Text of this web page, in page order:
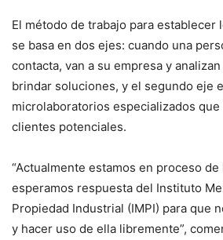
El método de trabajo para establecer
se basa en dos ejes: cuando una
contacta, van a su empresa y
brindar soluciones, y el segundo eje
microlaboratorios especializados
clientes potenciales.
“Actualmente estamos en proceso
esperamos respuesta del Instituto
Propiedad Industrial (IMPI) para que
y hacer uso de ella libremente”,